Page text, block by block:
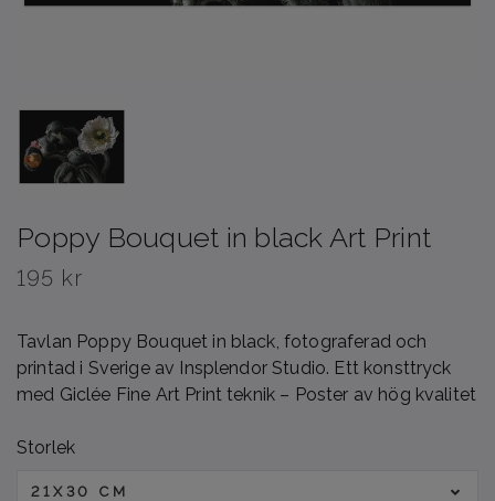
Poppy Bouquet in black Art Print
195 kr
Tavlan Poppy Bouquet in black, fotograferad och
printad i Sverige av Insplendor Studio. Ett konsttryck
med Giclée Fine Art Print teknik – Poster av hög kvalitet
Storlek
21X30 CM